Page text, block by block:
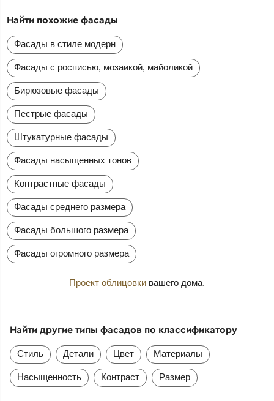
Найти похожие фасады
Фасады в стиле модерн
Фасады с росписью, мозаикой, майоликой
Бирюзовые фасады
Пестрые фасады
Штукатурные фасады
Фасады насыщенных тонов
Контрастные фасады
Фасады среднего размера
Фасады большого размера
Фасады огромного размера
Проект облицовки вашего дома.
Найти другие типы фасадов по классификатору
Стиль Детали Цвет Материалы
Насыщенность Контраст Размер